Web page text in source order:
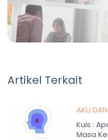
Artikel Terkait
AKU
Kuis :
Masa